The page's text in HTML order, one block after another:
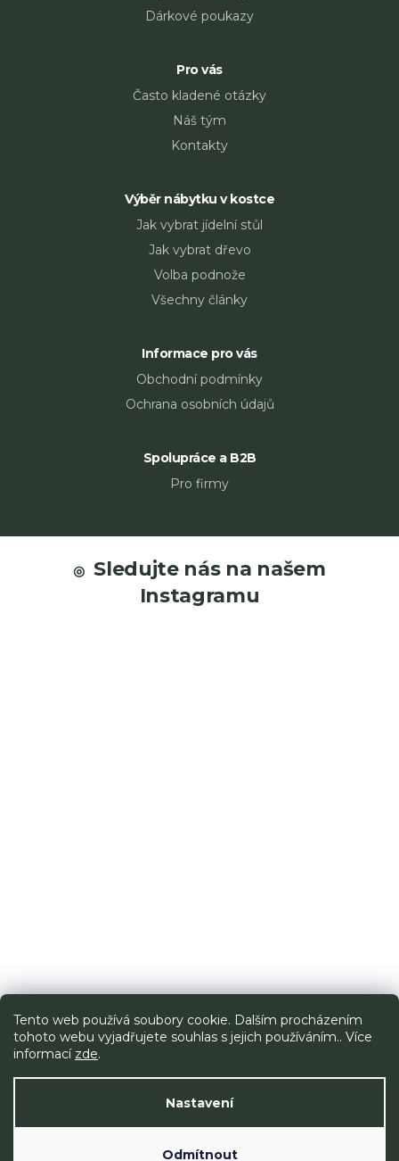
Tento web používá soubory cookie. Dalším procházením
tohoto webu vyjadřujete souhlas s jejich používáním.. Více
informací zde.
Nastavení
Odmítnout
Dárkové poukazy
Pro vás
Často kladené otázky
Náš tým
Kontakty
Výběr nábytku v kostce
Jak vybrat jídelní stůl
Jak vybrat dřevo
Volba podnože
Všechny články
Informace pro vás
Obchodní podmínky
Ochrana osobních údajů
Spolupráce a B2B
Pro firmy
Z
Sledujte nás na našem
Instagramu